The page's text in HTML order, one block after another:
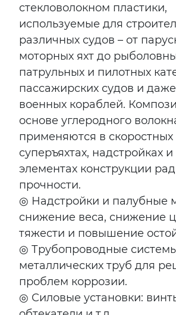
стекловолокном пластики,
используемые для
различных судов – от
моторных яхт до
патрульных и пилотных
пассажирских судов и
военных кораблей.
основе углеродного
применяются в скоростных
суперъяхтах, надстройках
элементах конструкции
прочности.
◎ Надстройки и палубные
снижение веса, снижение
тяжести и повышение
◎ Трубопроводные
металлических труб для
проблем коррозии.
◎ Силовые установки: